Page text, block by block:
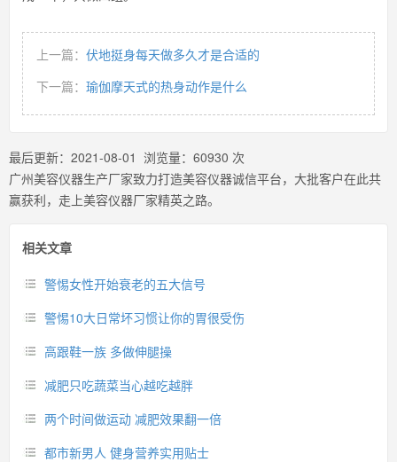
上一篇： 伏地挺身每天做多久才是合适的
下一篇： 瑜伽摩天式的热身动作是什么
最后更新： 2021-08-01 浏览量： 60930 次
广州美容仪器生产厂家致力打造美容仪器诚信平台，大批客户在此共
赢获利，走上美容仪器厂家精英之路。
相关文章
警惕女性开始衰老的五大信号
警惕10大日常坏习惯让你的胃很受伤
高跟鞋一族 多做伸腿操
减肥只吃蔬菜当心越吃越胖
两个时间做运动 减肥效果翻一倍
都市新男人 健身营养实用贴士